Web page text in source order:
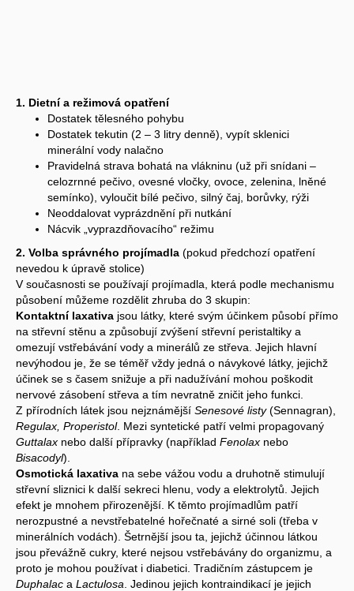
1. Dietní a režimová opatření
Dostatek tělesného pohybu
Dostatek tekutin (2 – 3 litry denně), vypít sklenici
minerální vody nalačno
Pravidelná strava bohatá na vlákninu (už při snídani –
celozrnné pečivo, ovesné vločky, ovoce, zelenina, lněné
semínko), vyloučit bílé pečivo, silný čaj, borůvky, rýži
Neoddalovat vyprázdnění při nutkání
Nácvik „vyprazdňovacího“ režimu
2. Volba správného projímadla (pokud předchozí opatření
nevedou k úpravě stolice)
V současnosti se používají projímadla, která podle mechanismu
působení můžeme rozdělit zhruba do 3 skupin:
Kontaktní laxativa jsou látky, které svým účinkem působí přímo
na střevní stěnu a způsobují zvýšení střevní peristaltiky a
omezují vstřebávání vody a minerálů ze střeva. Jejich hlavní
nevýhodou je, že se téměř vždy jedná o návykové látky, jejichž
účinek se s časem snižuje a při nadužívání mohou poškodit
nervové zásobení střeva a tím nevratně zničit jeho funkci.
Z přírodních látek jsou nejznámější Senesové listy(Sennagran),
Regulax, Properistol. Mezi syntetické patří velmi propagovaný
Guttalax nebo další přípravky (například Fenolax nebo
Bisacodyl).
Osmotická laxativa na sebe vážou vodu a druhotně stimulují
střevní sliznici k další sekreci hlenu, vody a elektrolytů. Jejich
efekt je mnohem přirozenější. K těmto projímadlům patří
nerozpustné a nevstřebatelné hořečnaté a sirné soli (třeba v
minerálních vodách). Šetrnější jsou ta, jejichž účinnou látkou
jsou převážně cukry, které nejsou vstřebávány do organizmu, a
proto je mohou používat i diabetici. Tradičním zástupcem je
Duphalac a Lactulosa . Jedinou jejich kontraindikací je jejich